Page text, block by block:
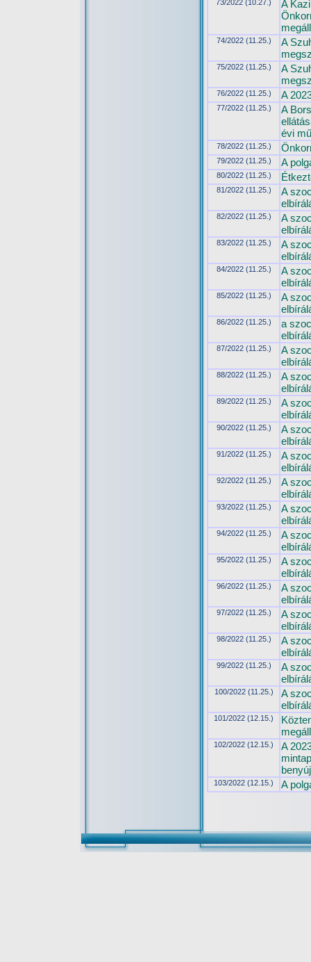
73/2022 (10.27.)
A
74/2022 (11.25.)
A
75/2022 (11.25.)
A
76/2022 (11.25.) A
77/2022 (11.25.)
A
évi
78/2022 (11.25.)
79/2022 (11.25.) A
80/2022 (11.25.)
81/2022 (11.25.)
A
82/2022 (11.25.)
A
83/2022 (11.25.)
A
84/2022 (11.25.)
A
85/2022 (11.25.)
A
86/2022 (11.25.)
a
87/2022 (11.25.)
A
88/2022 (11.25.)
A
89/2022 (11.25.)
A
90/2022 (11.25.)
A
91/2022 (11.25.)
A
92/2022 (11.25.)
A
93/2022 (11.25.)
A
94/2022 (11.25.)
A
95/2022 (11.25.)
A
96/2022 (11.25.)
A
97/2022 (11.25.)
A
98/2022 (11.25.)
A
99/2022 (11.25.)
A
100/2022 (11.25.)
A
101/2022 (12.15.)
102/2022 (12.15.)
A
103/2022 (12.15.) A